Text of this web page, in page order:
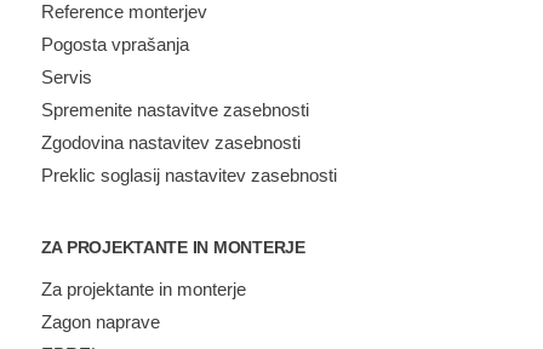
Reference monterjev
Pogosta vprašanja
Servis
Spremenite nastavitve zasebnosti
Zgodovina nastavitev zasebnosti
Preklic soglasij nastavitev zasebnosti
ZA PROJEKTANTE IN MONTERJE
Za projektante in monterje
Zagon naprave